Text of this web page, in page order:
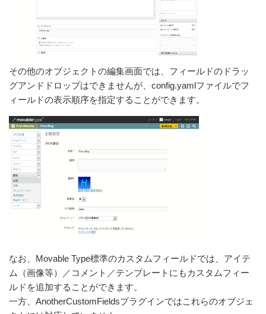
その他のオブジェクトの編集画面では、フィールドのドラッ
グアンドドロップはできませんが、config.yamlファイルでフ
ィールドの表示順序を指定することができます。
なお、Movable Type標準のカスタムフィールドでは、アイテ
ム（画像等）／コメント／テンプレートにもカスタムフィー
ルドを追加することができます。
一方、AnotherCustomFieldsプラグインではこれらのオブジェ